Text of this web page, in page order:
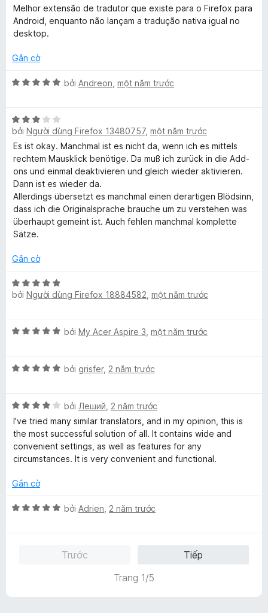
ố
5
o
n
ố
ế
p
h
n
5
o
n
g
s
ố
5
Melhor extensão de tradutor que existe para o Firefox para
Android, enquanto não lançam a tradução nativa igual no
desktop.
Gắn cờ
X
h
ạ
n
g
5
t
r
o
n
g
ố
bởi Andreon một năm trước
X
ế
p
h
ạ
n
g
3
t
r
n
s
ố
bởi Người dùng Firefox 13480757, một năm trước
Es ist okay. Manchmal ist es nicht da, wenn ich es mittels
rechtem Mausklick benötige. Da muß ich zurück in die Add-
ons und einmal deaktivieren und gleich wieder aktivieren.
Dann ist es wieder da.
Allerdings übersetzt es manchmal einen derartigen Blödsinn,
dass ich die Originalsprache brauche um zu verstehen was
überhaupt gemeint ist. Auch fehlen manchmal komplette
Sätze.
Gắn cờ
X
ế
ạ
5
o
n
g
s
ố
bởi Người dùng Firefox 18884582 một năm trước
X
h
g
5
t
r
o
g
ố
bởi My Acer Aspire 3 một năm trước
X
h
ạ
n
g
5
r
n
bởi grisfer, 2 năm trước
X
ế
p
h
ạ
g
t
bởi Леший 2 năm trước
I've tried many similar translators, and in my opinion, this is
the most successful solution of all. It contains wide and
convenient settings, as well as features for any
circumstances. It is very convenient and functional.
Gắn cờ
X
bởi Adrien 2 năm trước
Trước
Tiếp
Trang 1/5